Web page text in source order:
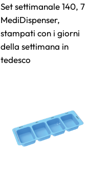
Set settimanale 140, 7
MediDispenser,
stampati con i giorni
della settimana in
tedesco